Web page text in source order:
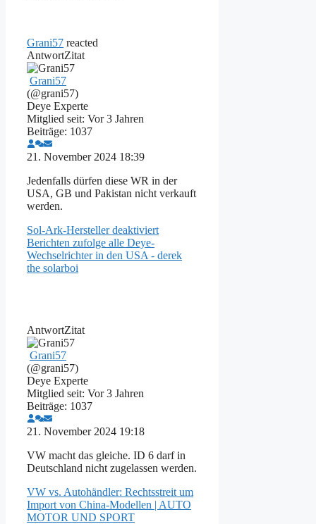
Grani57 reacted
AntwortZitat
Grani57
(@grani57)
Deye Experte
Mitglied seit: Vor 3 Jahren
Beiträge: 1037
21. November 2024 18:39
Jedenfalls dürfen diese WR in der
USA, GB und Pakistan nicht verkauft
werden.
Sol-Ark-Hersteller deaktiviert
Berichten zufolge alle Deye-
Wechselrichter in den USA - derek
the solarboi
AntwortZitat
Grani57
(@grani57)
Deye Experte
Mitglied seit: Vor 3 Jahren
Beiträge: 1037
21. November 2024 19:18
VW macht das gleiche. ID 6 darf in
Deutschland nicht zugelassen werden.
VW vs. Autohändler: Rechtsstreit um
Import von China-Modellen | AUTO
MOTOR UND SPORT